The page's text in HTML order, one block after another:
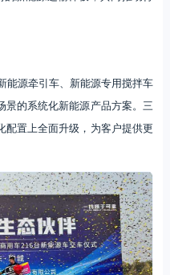
能源牵引车、新能源专用搅拌车
景的系统化新能源产品方案。三
置上全面升级，为客户提供更